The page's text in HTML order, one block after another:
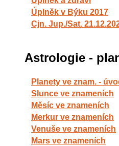
Úplněk v Býku 2017
Cjn. Jup./Sat.
Astrologie -
Planety ve znam. -
Slunce ve znameních
Měsíc ve znameních
Merkur ve znameních
Venuše ve znameních
Mars ve znameních